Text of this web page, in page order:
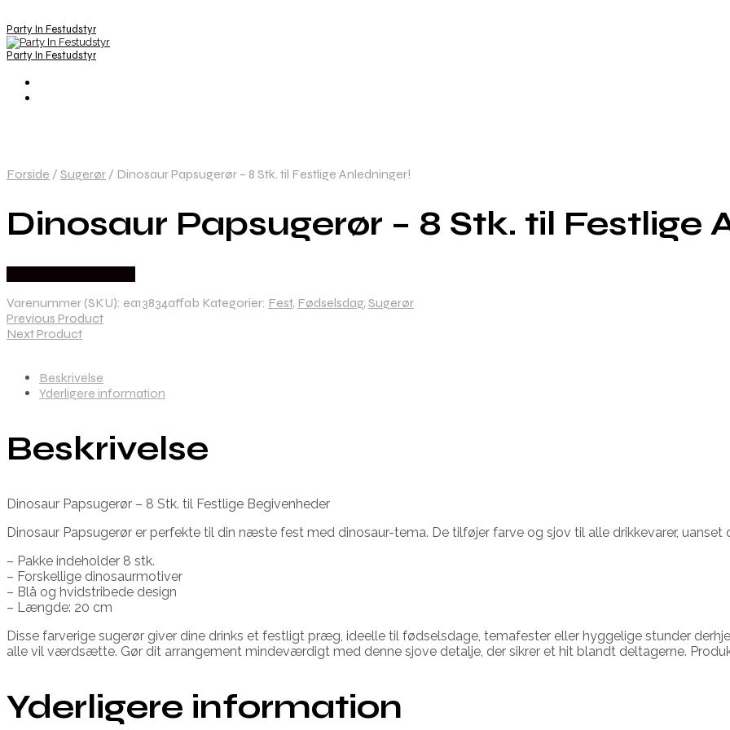
Party In Festudstyr
Party In Festudstyr
Forside / Sugerør / Dinosaur Papsugerør – 8 Stk. til Festlige Anledninger!
Dinosaur Papsugerør – 8 Stk. til Festlige
Varenummer (SKU): ea13834affab Kategorier: Fest, Fødselsdag, Sugerør
Previous Product
Next Product
Beskrivelse
Yderligere information
Beskrivelse
Dinosaur Papsugerør – 8 Stk. til Festlige Begivenheder
Dinosaur Papsugerør er perfekte til din næste fest med dinosaur-tema. De tilføjer farve og sjov til alle drikkevarer,
– Pakke indeholder 8 stk.
– Forskellige dinosaurmotiver
– Blå og hvidstribede design
– Længde: 20 cm
Disse farverige sugerør giver dine drinks et festligt præg, ideelle til fødselsdage, temafester eller hyggelige stunder
alle vil værdsætte. Gør dit arrangement mindeværdigt med denne sjove detalje, der sikrer et hit blandt deltagerne.
Yderligere information